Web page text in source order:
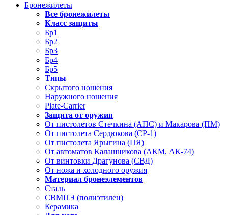
Бронежилеты
Все бронежилеты
Класс защиты
Бр1
Бр2
Бр3
Бр4
Бр5
Типы
Скрытого ношения
Наружного ношения
Plate-Carrier
Защита от оружия
От пистолетов Стечкина (АПС) и Макарова (ПМ)
От пистолета Сердюкова (СР-1)
От пистолета Ярыгина (ПЯ)
От автоматов Калашникова (АКМ, АК-74)
От винтовки Драгунова (СВД)
От ножа и холодного оружия
Материал бронеэлементов
Сталь
СВМПЭ (полиэтилен)
Керамика